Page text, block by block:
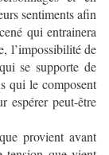
sentiments afin
qui entrainera
l’impossibilité de
se supporte de
qui le composent
espérer peut-être
provient avant